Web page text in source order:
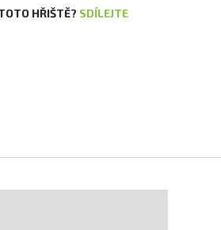
HŘIŠTĚ? SDÍLEJTE